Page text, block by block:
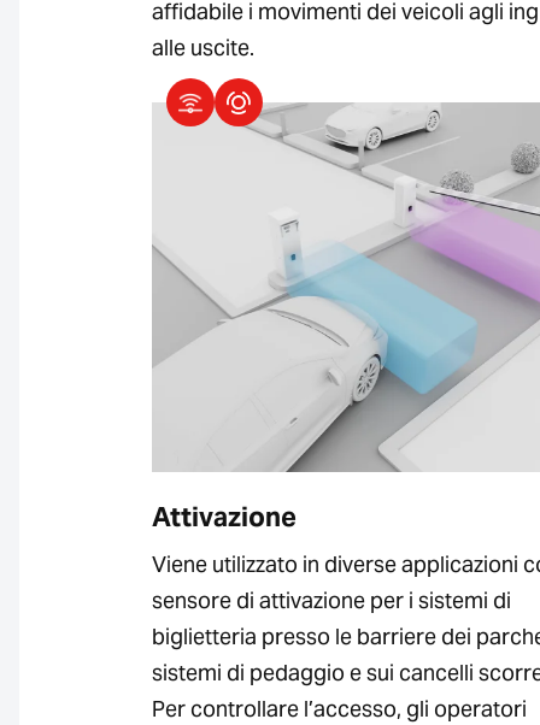
affidabile i movimenti dei veicoli agli
alle uscite.
Attivazione
Viene utilizzato in diverse applicazioni
sensore di attivazione per i sistemi di
biglietteria presso le barriere dei
sistemi di pedaggio e sui cancelli
Per controllare l’accesso, gli operatori